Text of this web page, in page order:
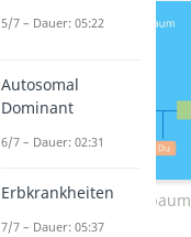
Stammbaum
5/7 – Dauer: 05:22
Autosomal
Dominant
6/7 – Dauer: 02:31
Erbkrankheiten
7/7 – Dauer: 05:37